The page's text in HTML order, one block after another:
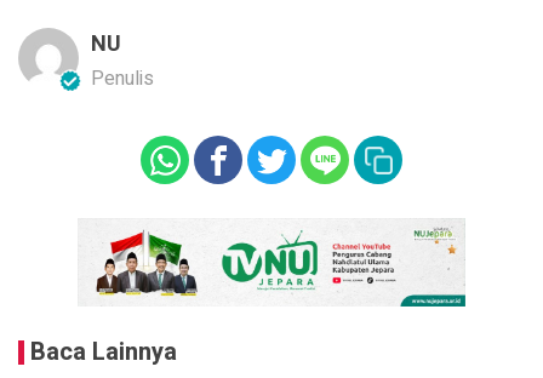
NU
Penulis
Baca Lainnya